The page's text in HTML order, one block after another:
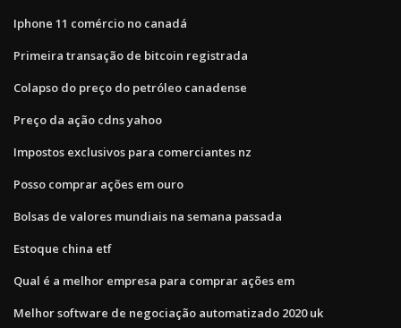
Iphone 11 comércio no canadá
Primeira transação de bitcoin registrada
Colapso do preço do petróleo canadense
Preço da ação cdns yahoo
Impostos exclusivos para comerciantes nz
Posso comprar ações em ouro
Bolsas de valores mundiais na semana passada
Estoque china etf
Qual é a melhor empresa para comprar ações em
Melhor software de negociação automatizado 2020 uk